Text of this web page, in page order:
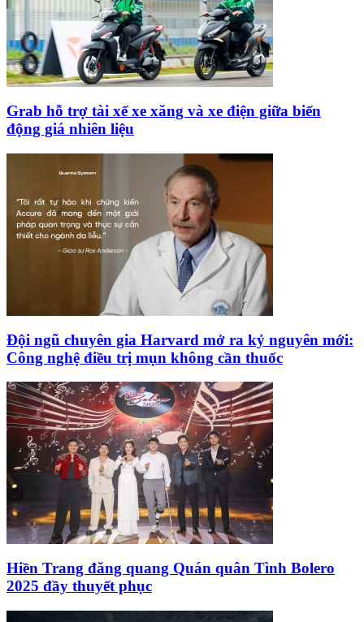
Grab hỗ trợ tài xế xe xăng và xe điện giữa biến
động giá nhiên liệu
Đội ngũ chuyên gia Harvard mở ra kỷ nguyên mới:
Công nghệ điều trị mụn không cần thuốc
Hiền Trang đăng quang Quán quân Tình Bolero
2025 đầy thuyết phục